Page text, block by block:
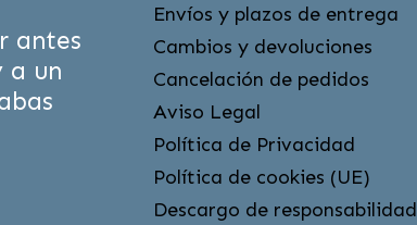
antes
a un
Envíos y plazos de entrega
Cambios y devoluciones
Cancelación de pedidos
Aviso Legal
Política de Privacidad
Política de cookies (UE)
Descargo de responsabilidad